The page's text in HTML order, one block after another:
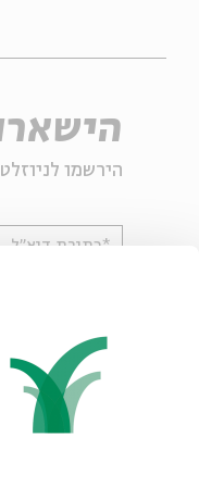
הירשמו
*כתובת דוא"ל